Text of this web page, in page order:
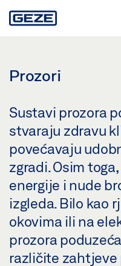
to
Prozori
Sustavi prozora
stvaraju zdravu
povećavaju
zgradi. Osim
energije i nude
izgleda. Bilo kao
okovima ili na
prozora
različite zahtjeve